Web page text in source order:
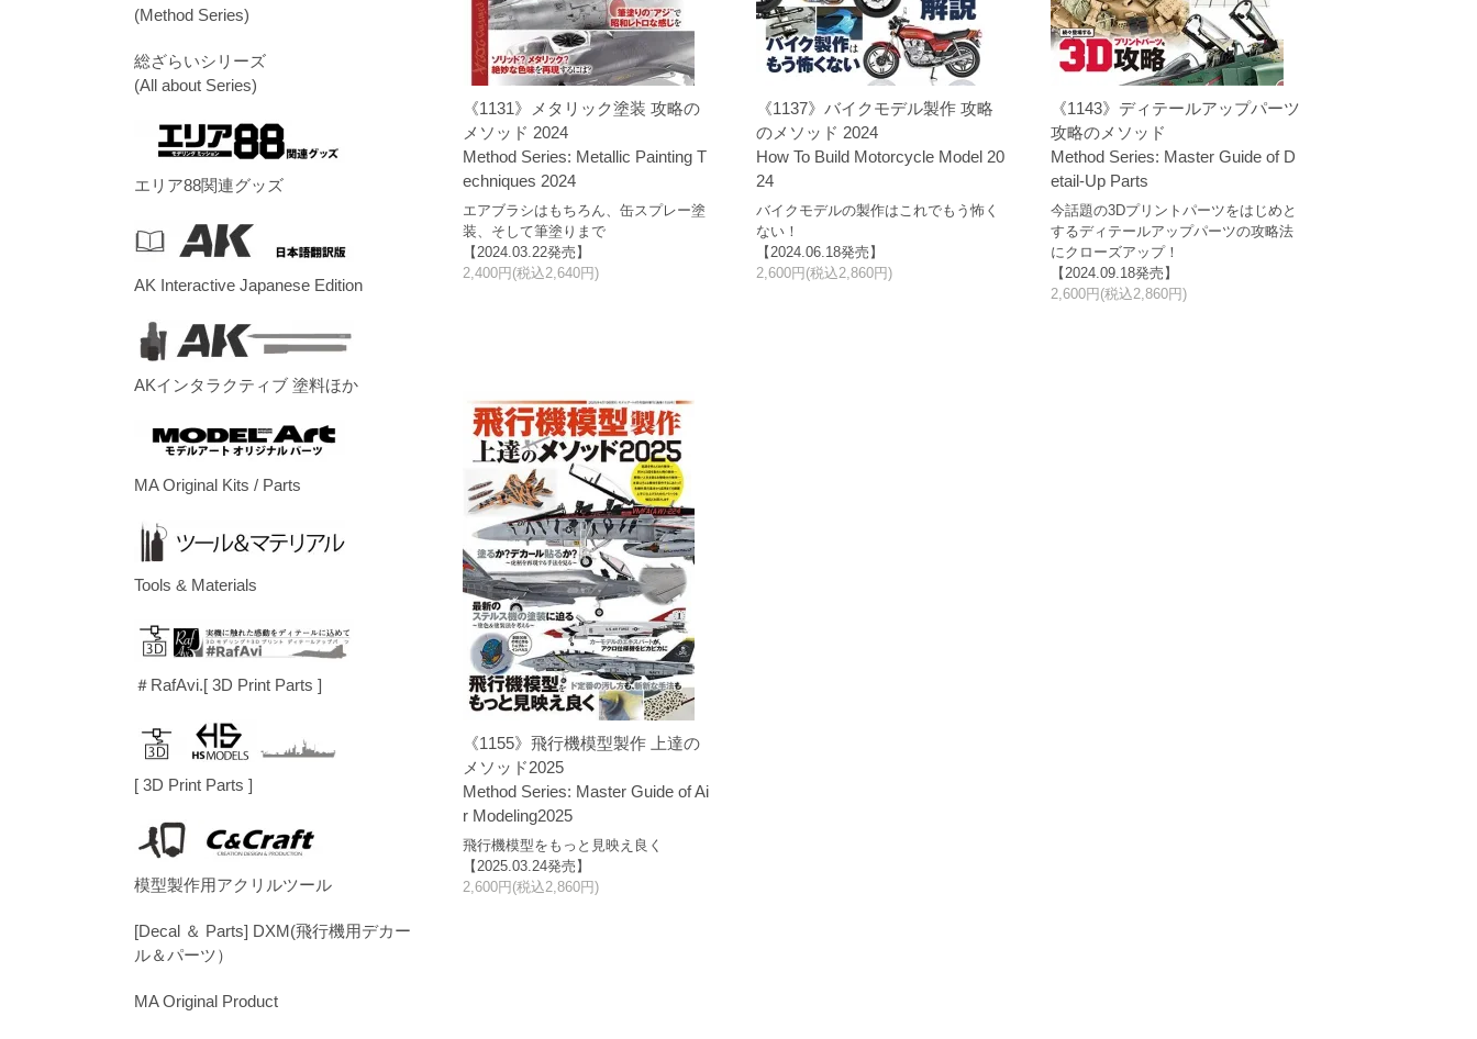
《1131》メタリック塗装 攻略の
メソッド 2024
Method Series: Metallic Painting T
echniques 2024
エアブラシはもちろん、缶スプレー塗
装、そして筆塗りまで
【2024.03.22発売】
2,400円(税込2,640円)
《1137》バイクモデル製作 攻略
のメソッド 2024
How To Build Motorcycle Model 20
24
バイクモデルの製作はこれでもう怖く
ない！
【2024.06.18発売】
2,600円(税込2,860円)
《1143》ディテールアップパーツ
攻略のメソッド
Method Series: Master Guide of D
etail-Up Parts
今話題の3Dプリントパーツをはじめと
するディテールアップパーツの攻略法
にクローズアップ！
【2024.09.18発売】
2,600円(税込2,860円)
《1155》飛行機模型製作 上達の
メソッド2025
Method Series: Master Guide of Ai
r Modeling2025
飛行機模型をもっと見映え良く
【2025.03.24発売】
2,600円(税込2,860円)
(Method Series)
総ざらいシリーズ
(All about Series)
エリア88関連グッズ
AK Interactive Japanese Edition
AKインタラクティブ 塗料ほか
MA Original Kits / Parts
Tools & Materials
＃RafAvi.[ 3D Print Parts ]
[ 3D Print Parts ]
模型製作用アクリルツール
[Decal ＆ Parts] DXM(飛行機用デカー
ル＆パーツ）
MA Original Product